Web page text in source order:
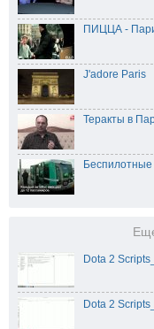
ПИЦЦА -
J'adore Paris
Теракты в
Беспилотные
Dota 2
Dota 2